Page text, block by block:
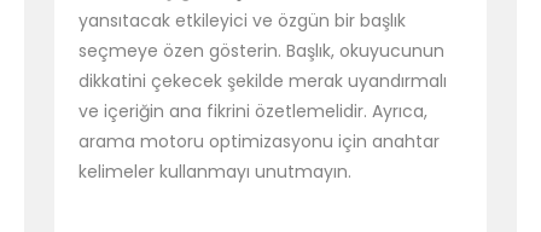
yansıtacak etkileyici ve özgün bir başlık
seçmeye özen gösterin. Başlık, okuyucunun
dikkatini çekecek şekilde merak uyandırmalı
ve içeriğin ana fikrini özetlemelidir. Ayrıca,
arama motoru optimizasyonu için anahtar
kelimeler kullanmayı unutmayın.